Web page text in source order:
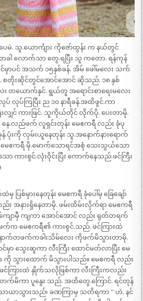
ပေမဲ. သူ.ယောင်္ကျား ကိုဇော်ထွန်း က နယ်တွင်
ါ လောက်သာ တွေ.ရပြီး သူ ကတော. ရန်ကုန်
မှာပင် အသက် ၁၅နှစ်ခန်. အိမ် ဖေါ်မလေး သက်
. စတိုးဆိုင်တွင်အောင်အောင် ဆိုသည်. ၁၈ နှစ်
တယောက်နှင်. ရွယ်တူ အရောင်းစာရေးမလေး
လုပ်ကြပြီး ည ၁၀ နာရီခန်.အထိဖွင်.ကာ
းလျှင် ကားဖြင်. သူကိုယ်တိုင် လိုက်ပို. ပေးတာမို.
ေ.လည်ဖက် လူရှင်းတုန်း မေဧကရီ လည်း ခုံပု
န်.ပုံးကို လှမ်းယူနေတုန်း သူ.အနောက်နားရောက်
မေဧကရီ မို.မောက်သောရင်အစုံ သေးသွယ်သော
ာ ကားစွင်.လုံးဝိုင်းပြီး ကောက်နေသည်.ဖင်ကြီး
ပြစ်မှားနေတုန်း မေဧကရီ ခုံပေါ်မှ ခြေချော်
း အနားရှိနေတာမို. ဖမ်းထိမ်းလိုက်ရာ မေဧကရီ
ျောမှီ ကျကာ အောင်အောင် လည်း ရုတ်တရက်
က မေဧကရီ၏ ကားစွင်.သည်. ဖင်ကြားထဲ
ောက်တဖက်ကခါးသိမ်လေး ကိုဖက်မိသွားတာမို.
မှာ သွေးဆူကာ လီးကြီး ထောင်မတ်လာပြီး မေ
ကို သွားထောက် မိသွားပါသည်။ မေဧကရီ လည်း
ကြားထဲ နှိုက်သလိုဖြစ်ကာ လီးကြီးကလည်း
က်မိကာ ပူနွေး သည်. အထိတွေ.ကြောင်. ရင်တုန်
ယာသွားသည်၊ ခဏကြာမှ သတိရကာ “ ဟဲ. နင်